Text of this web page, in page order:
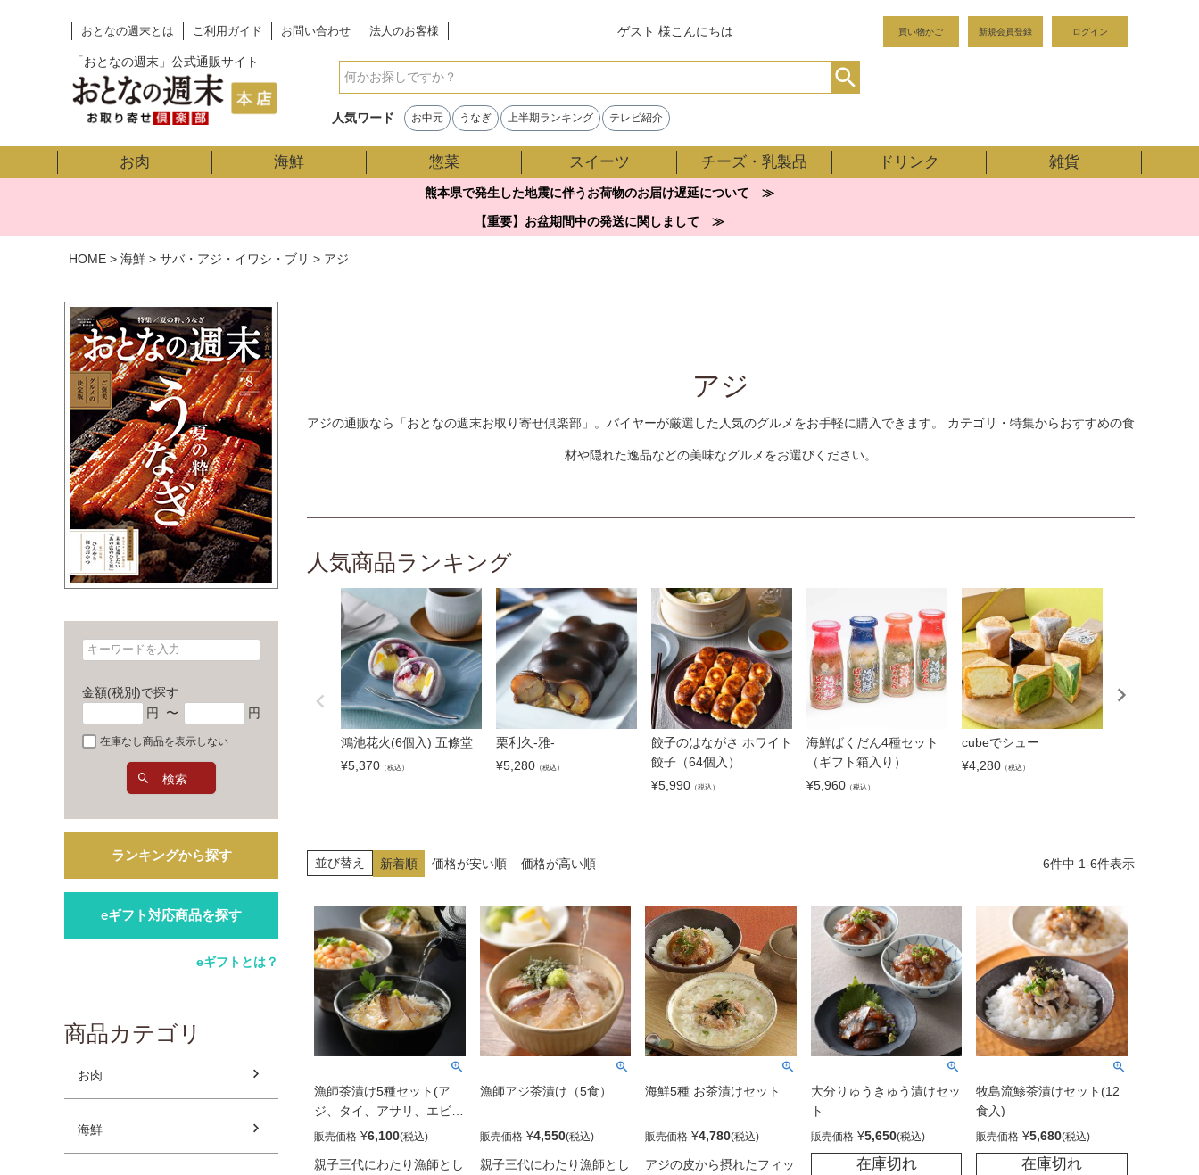
おとなの週末とは ご利用ガイド お問い合わせ 法人のお客様 ゲスト 様こんにちは
「おとなの週末」公式通販サイト
買い物かご 新規会員登録 ログイン
検索
人気ワード お中元 うなぎ 上半期ランキング テレビ紹介
お肉 海鮮 惣菜 スイーツ チーズ・乳製品 ドリンク 雑貨
熊本県で発生した地震に伴うお荷物のお届け遅延について ≫
【重要】お盆期間中の発送に関しまして ≫
HOME 海鮮 サバ・アジ・イワシ・ブリ アジ
金額(税別)で探す
円
〜 円
在庫なし商品を表示しない
検索
ランキングから探す
eギフト対応商品を探す
eギフトとは？
商品カテゴリ
お肉
海鮮
アジ
アジの通販なら「おとなの週末お取り寄せ倶楽部」。バイヤーが厳選した人気のグルメをお手軽に購入できます。 カテゴリ・特集からおすすめの食
材や隠れた逸品などの美味なグルメをお選びください。
人気商品ランキング
鴻池花火(6個入) 五條堂
¥5,370 （税込）
栗利久-雅-
¥5,280 （税込）
餃子のはながさ ホワイト
餃子（64個入）
¥5,990 （税込）
海鮮ばくだん4種セット
（ギフト箱入り）
¥5,960 （税込）
cubeでシュー
¥4,280 （税込）
並び替え 新着順 価格が安い順 価格が高い順 6件中 1-6件表示
漁師茶漬け5種セット(ア
ジ、タイ、アサリ、エビ、
ウニ）
販売価格 ¥6,100
親子三代にわたり漁師とし
漁師アジ茶漬け（5食）
販売価格 ¥4,550
親子三代にわたり漁師とし
海鮮5種 お茶漬けセット
販売価格 ¥4,780
アジの皮から摂れたフィッ
大分りゅうきゅう漬けセッ
ト
販売価格 ¥5,650
在庫切れ
牧島流鯵茶漬けセット(12
食入)
販売価格 ¥5,680
在庫切れ